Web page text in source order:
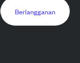
Berlangganan